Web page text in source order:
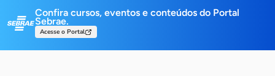
Confira cursos, eventos e conteúdos do Portal
Sebrae.
Acesse o Portal